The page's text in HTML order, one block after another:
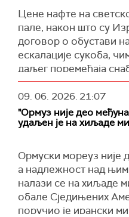
прикривање војне
њених последица на
представља извртање
постројења која су
надзором,
безбедност и
инспекција, а затим
користи као
наводи Гарибабади.
Агенције и
верификације морају
међународне
извели, а не основ за
Цене нафте на
пале, након што су
договор о обустави
ескалације сукоба,
даљег поремећаја
Нафта типа "брент"
одсто, на око 90
сирова референтна
пет одсто, на око 86
пренeла је
икономикс. (Trading
Додатни утицај на
Кине, где је увоз
09. 06. 2026.21:07
"Ормуз није део
удаљен је на хиљаде
Ормуски мореуз није
а надлежност над
налази се на хиљаде
обале Сједињених
поручио је ирански